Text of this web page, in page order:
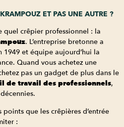
ET PAS UNE AUTRE ?
quel crêpier professionnel : la
. L’entreprise bretonne a
et équipe aujourd’hui la
Quand vous achetez une
pas un gadget de plus dans le
de travail des professionnels,
que les crêpières d’entrée
: